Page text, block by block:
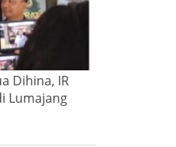
Dihina, IR
Lumajang